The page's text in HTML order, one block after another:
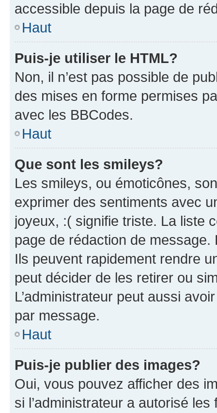
accessible depuis la page de
Haut
Puis-je utiliser le HTML?
Non, il n’est pas possible de
des mises en forme permises
avec les BBCodes.
Haut
Que sont les smileys?
Les smileys, ou émoticônes,
exprimer des sentiments avec
joyeux, :( signifie triste. La liste
page de rédaction de
Ils peuvent rapidement rendre
peut décider de les retirer ou
L’administrateur peut aussi
par message.
Haut
Puis-je publier des images?
Oui, vous pouvez afficher des
si l’administrateur a autorisé